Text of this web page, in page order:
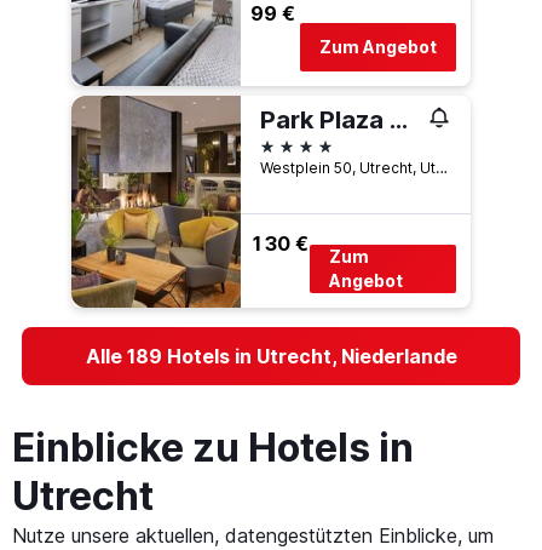
99 €
Zum Angebot
Park Plaza Utrecht, the Netherlands
4 Sterne
Westplein 50, Utrecht, Utrecht, Niederlande
130 €
Zum
Angebot
Alle 189 Hotels in Utrecht, Niederlande
Einblicke zu Hotels in
Utrecht
Nutze unsere aktuellen, datengestützten Einblicke, um